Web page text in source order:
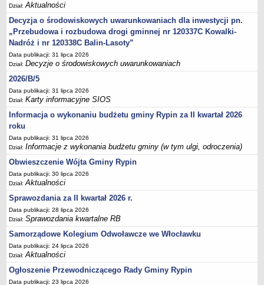
Plan pracy komisji rewizyjnej
Sesje Rady Gminy Rypin
Statut
Strategia rozwoju
Uchwały
Projekty uchwał
Protokoły
Imienne wykazy głosowań radnych
Postać dokumentów
Akty Prawne, Dzienniki Ustaw, Monitory Polskie
Prawo miejscowe
Zarządzenia
przestrzennego
Dane przestrzenne - MPZP
Stałe obwody głosowania, numery, granice oraz siedziby
obwodowych komisji wyborczych, opis granic okręgów wyborczych
Plan ogólny gminy Rypin
Dział:Aktualności
Decyzja o środowiskowych uwarunkowaniach dla inwestycji pn.
„Przebudowa i rozbudowa drogi gminnej nr 120337C Kowalki-
Nadróż i nr 120338C Balin-Lasoty”
Data publikacji: 31 lipca 2026
Dział:Decyzje o środowiskowych uwarunkowaniach
2026/B/5
Data publikacji: 31 lipca 2026
Dział:Karty informacyjne SIOS
Informacja o wykonaniu budżetu gminy Rypin za II kwartał 2026
roku
Data publikacji: 31 lipca 2026
Dział:Informacje z wykonania budżetu gminy (w tym ulgi, odroczenia)
Obwieszczenie Wójta Gminy Rypin
Data publikacji: 30 lipca 2026
Dział:Aktualności
Sprawozdania za II kwartał 2026 r.
Data publikacji: 28 lipca 2026
Dział:Sprawozdania kwartalne RB
Samorządowe Kolegium Odwoławcze we Włocławku
Data publikacji: 24 lipca 2026
Dział:Aktualności
Ogłoszenie Przewodniczącego Rady Gminy Rypin
Data publikacji: 23 lipca 2026